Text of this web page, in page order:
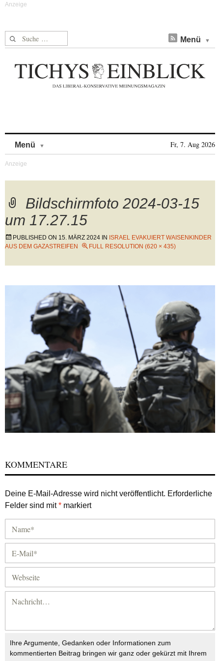
Suche nach: Menü
Menü Fr, 7. Aug 2026
Bildschirmfoto 2024-03-15
um 17.27.15
PUBLISHED ON 15. MÄRZ 2024 IN ISRAEL EVAKUIERT WAISENKINDER
AUS DEM GAZASTREIFEN
FULL RESOLUTION (620 × 435)
KOMMENTARE
Deine E-Mail-Adresse wird nicht veröffentlicht. Erforderliche
Felder sind mit* markiert
Ihre Argumente, Gedanken oder Informationen zum
kommentierten Beitrag bringen wir ganz oder gekürzt mit Ihrem